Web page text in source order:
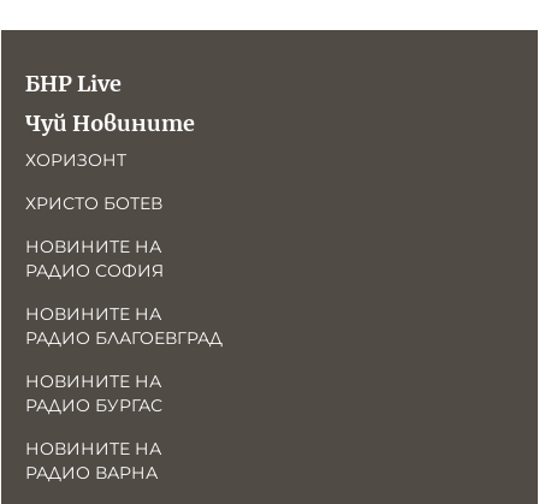
БНР Live
Чуй Новините
ХОРИЗОНТ
ХРИСТО БОТЕВ
НОВИНИТЕ НА
РАДИО СОФИЯ
НОВИНИТЕ НА
РАДИО БЛАГОЕВГРАД
НОВИНИТЕ НА
РАДИО БУРГАС
НОВИНИТЕ НА
РАДИО ВАРНА